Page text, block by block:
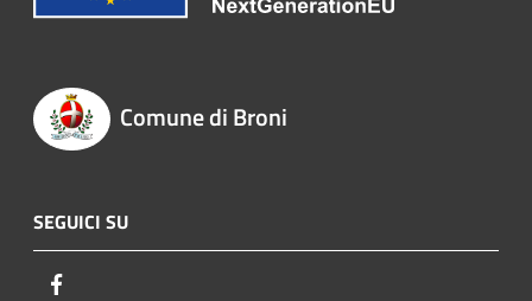
Comune di Broni
SEGUICI SU